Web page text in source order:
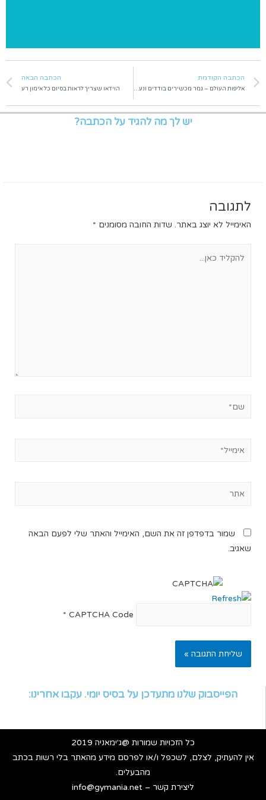
הכתבה הקודמת
אליפות העולם – גמר מכשירים בודדים ונעילת התחרות
הכתבה הבאה
הוידאו שצריך לראות בסיום כל אימון רע
יש לך מה להגיד על הכתבה?
לתגובה
האימייל לא יוצג באתר. שדות החובה מסומנים *
שמור בדפדפן זה את השם, האימייל והאתר שלי לפעם הבאה
שאגיב.
CAPTCHA Code
*
הפייסבוק שלנו מתעדכן על בסיס יומי. עקבו אחרינו:
כל הזכויות שמורות @ג׳ימאניה 2019
אין להעתיק, לצלם, לשכפל ו/או לפרסם מידע מהאתר בלי רשות בכתב
מהבעלים.
ליצירת קשר – info@gymania.net